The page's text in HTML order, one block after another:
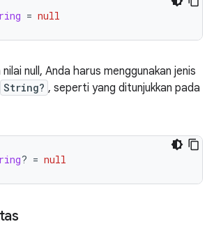
= null
null, Anda harus menggunakan jenis
String? , seperti yang ditunjukkan pada
? = null